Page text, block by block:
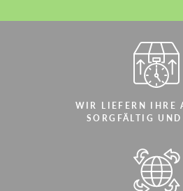
WIR LIEFERN IHRE
SORGFÄLTIG
KONTAKTIEREN
Wir sprechen Ihre
Stimmen Sie der
KONTAKTIEREN
Wir sprechen Ihre